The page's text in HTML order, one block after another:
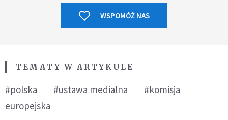
WSPOMÓŻ NAS
TEMATY W ARTYKULE
#polska #ustawa medialna
#komisja
europejska